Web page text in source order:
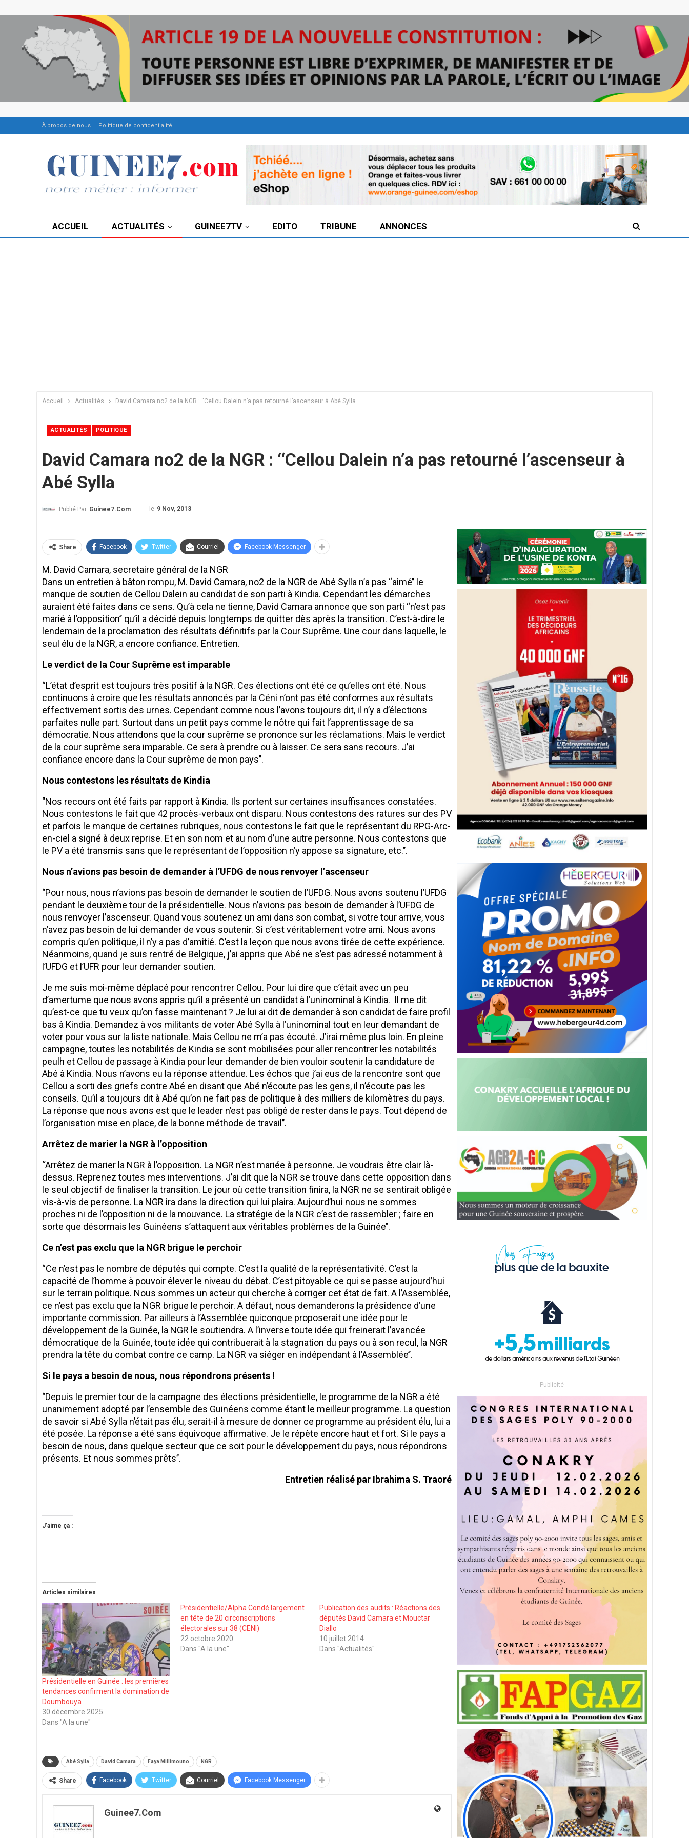
À propos de nous Politique de confidentialité
ACCUEIL ACTUALITÉS GUINEE7TV EDITO TRIBUNE ANNONCES
Accueil Actualités David Camara no2 de la NGR : ‘‘Cellou Dalein n’a pas retourné l’ascenseur à Abé Sylla
ACTUALITÉS POLITIQUE
David Camara no2 de la NGR : ‘‘Cellou Dalein n’a pas retourné l’ascenseur à
Abé Sylla
Publié Par Guinee7.com le 9 Nov, 2013
Share Facebook Twitter Courriel Facebook Messenger
M. David Camara, secretaire général de la NGR
Dans un entretien à bâton rompu, M. David Camara, no2 de la NGR de Abé Sylla n’a pas ‘‘aimé’’ le
manque de soutien de Cellou Dalein au candidat de son parti à Kindia. Cependant les démarches
auraient été faites dans ce sens. Qu’à cela ne tienne, David Camara annonce que son parti ‘‘n’est pas
marié à l’opposition’’ qu’il a décidé depuis longtemps de quitter dès après la transition. C’est-à-dire le
lendemain de la proclamation des résultats définitifs par la Cour Suprême. Une cour dans laquelle, le
seul élu de la NGR, a encore confiance. Entretien.
Le verdict de la Cour Suprême est imparable
‘‘L’état d’esprit est toujours très positif à la NGR. Ces élections ont été ce qu’elles ont été. Nous
continuons à croire que les résultats annoncés par la Céni n’ont pas été conformes aux résultats
effectivement sortis des urnes. Cependant comme nous l’avons toujours dit, il n’y a d’élections
parfaites nulle part. Surtout dans un petit pays comme le nôtre qui fait l’apprentissage de sa
démocratie. Nous attendons que la cour suprême se prononce sur les réclamations. Mais le verdict
de la cour suprême sera imparable. Ce sera à prendre ou à laisser. Ce sera sans recours. J’ai
confiance encore dans la Cour suprême de mon pays’’.
Nous contestons les résultats de Kindia
‘’Nos recours ont été faits par rapport à Kindia. Ils portent sur certaines insuffisances constatées.
Nous contestons le fait que 42 procès-verbaux ont disparu. Nous contestons des ratures sur des PV
et parfois le manque de certaines rubriques, nous contestons le fait que le représentant du RPG-Arc-
en-ciel a signé à deux reprise. Et en son nom et au nom d’une autre personne. Nous contestons que
le PV a été transmis sans que le représentant de l’opposition n’y appose sa signature, etc.’’.
Nous n’avions pas besoin de demander à l’UFDG de nous renvoyer l’ascenseur
‘’Pour nous, nous n’avions pas besoin de demander le soutien de l’UFDG. Nous avons soutenu l’UFDG
pendant le deuxième tour de la présidentielle. Nous n’avions pas besoin de demander à l’UFDG de
nous renvoyer l’ascenseur. Quand vous soutenez un ami dans son combat, si votre tour arrive, vous
n’avez pas besoin de lui demander de vous soutenir. Si c’est véritablement votre ami. Nous avons
compris qu’en politique, il n’y a pas d’amitié. C’est la leçon que nous avons tirée de cette expérience.
Néanmoins, quand je suis rentré de Belgique, j’ai appris que Abé ne s’est pas adressé notamment à
l’UFDG et l’UFR pour leur demander soutien.
Je me suis moi-même déplacé pour rencontrer Cellou. Pour lui dire que c’était avec un peu
d’amertume que nous avons appris qu’il a présenté un candidat à l’uninominal à Kindia. Il me dit
qu’est-ce que tu veux qu’on fasse maintenant ? Je lui ai dit de demander à son candidat de faire profil
bas à Kindia. Demandez à vos militants de voter Abé Sylla à l’uninominal tout en leur demandant de
voter pour vous sur la liste nationale. Mais Cellou ne m’a pas écouté. J’irai même plus loin. En pleine
campagne, toutes les notabilités de Kindia se sont mobilisées pour aller rencontrer les notabilités
peulh et Cellou de passage à Kindia pour leur demander de bien vouloir soutenir la candidature de
Abé à Kindia. Nous n’avons eu la réponse attendue. Les échos que j’ai eus de la rencontre sont que
Cellou a sorti des griefs contre Abé en disant que Abé n’écoute pas les gens, il n’écoute pas les
conseils. Qu’il a toujours dit à Abé qu’on ne fait pas de politique à des milliers de kilomètres du pays.
La réponse que nous avons est que le leader n’est pas obligé de rester dans le pays. Tout dépend de
l’organisation mise en place, de la bonne méthode de travail’’.
Arrêtez de marier la NGR à l’opposition
‘‘Arrêtez de marier la NGR à l’opposition. La NGR n’est mariée à personne. Je voudrais être clair là-
dessus. Reprenez toutes mes interventions. J’ai dit que la NGR se trouve dans cette opposition dans
le seul objectif de finaliser la transition. Le jour où cette transition finira, la NGR ne se sentirait obligée
vis-à-vis de personne. La NGR ira dans la direction qui lui plaira. Aujourd’hui nous ne sommes
proches ni de l’opposition ni de la mouvance. La stratégie de la NGR c’est de rassembler ; faire en
sorte que désormais les Guinéens s’attaquent aux véritables problèmes de la Guinée’’.
Ce n’est pas exclu que la NGR brigue le perchoir
‘‘Ce n’est pas le nombre de députés qui compte. C’est la qualité de la représentativité. C’est la
capacité de l’homme à pouvoir élever le niveau du débat. C’est pitoyable ce qui se passe aujourd’hui
sur le terrain politique. Nous sommes un acteur qui cherche à corriger cet état de fait. A l’Assemblée,
ce n’est pas exclu que la NGR brigue le perchoir. A défaut, nous demanderons la présidence d’une
importante commission. Par ailleurs à l’Assemblée quiconque proposerait une idée pour le
développement de la Guinée, la NGR le soutiendra. A l’inverse toute idée qui freinerait l’avancée
démocratique de la Guinée, toute idée qui contribuerait à la stagnation du pays ou à son recul, la NGR
prendra la tête du combat contre ce camp. La NGR va siéger en indépendant à l’Assemblée’’.
Si le pays a besoin de nous, nous répondrons présents !
‘’Depuis le premier tour de la campagne des élections présidentielle, le programme de la NGR a été
unanimement adopté par l’ensemble des Guinéens comme étant le meilleur programme. La question
de savoir si Abé Sylla n’était pas élu, serait-il à mesure de donner ce programme au président élu, lui a
été posée. La réponse a été sans équivoque affirmative. Je le répète encore haut et fort. Si le pays a
besoin de nous, dans quelque secteur que ce soit pour le développement du pays, nous répondrons
présents. Et nous sommes prêts’’.
Entretien réalisé par Ibrahima S. Traoré
J’aime ça :
Articles similaires
Présidentielle en Guinée : les premières
tendances confirment la domination de
Doumbouya
30 décembre 2025
Dans "A la une"
Présidentielle/Alpha Condé largement
en tête de 20 circonscriptions
électorales sur 38 (CENI)
22 octobre 2020
Dans "A la une"
Publication des audits : Réactions des
députés David Camara et Mouctar
Diallo
10 juillet 2014
Dans "Actualités"
Abé Sylla David Camara Faya Millimouno NGR
Share Facebook Twitter Courriel Facebook Messenger
Guinee7.com
- Publicité -